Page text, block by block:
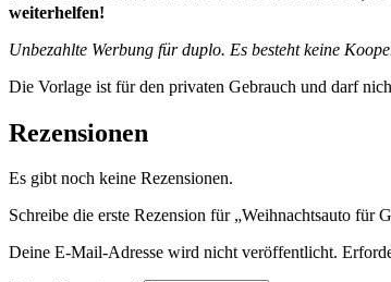
weiterhelfen!
Unbezahlte Werbung für duplo. Es besteht keine
Die Vorlage ist für den privaten Gebrauch und darf
Rezensionen
Es gibt noch keine Rezensionen.
Schreibe die erste Rezension für „Weihnachtsauto für
Deine E-Mail-Adresse wird nicht veröffentlicht.